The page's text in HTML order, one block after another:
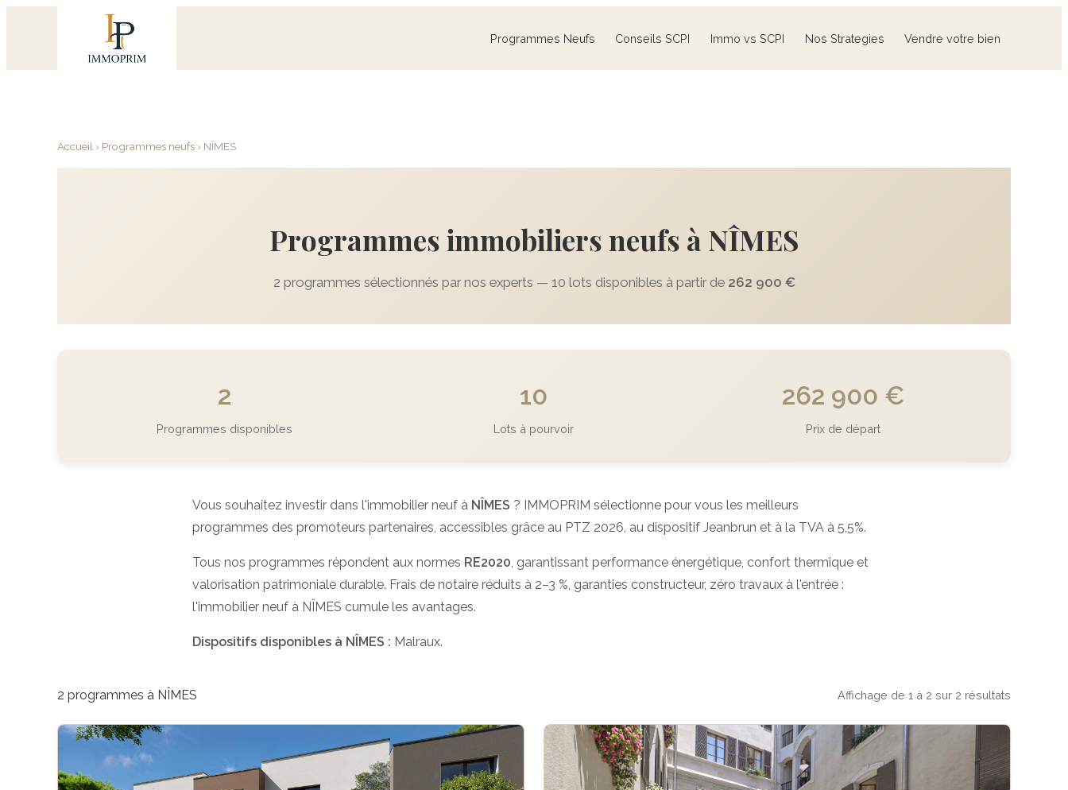
Programmes Neufs Conseils SCPI Immo vs SCPI Nos Strategies Vendre votre bien
Accueil › Programmes neufs › NÎMES
Programmes immobiliers neufs à NÎMES
2 programmes sélectionnés par nos experts — 10 lots disponibles à partir de 262 900 €
2
Programmes disponibles
10
Lots à pourvoir
262 900 €
Prix de départ
Vous souhaitez investir dans l'immobilier neuf à NÎMES ? IMMOPRIM sélectionne pour vous les meilleurs
programmes des promoteurs partenaires, accessibles grâce au PTZ 2026, au dispositif Jeanbrun et à la TVA à 5,5%.
Tous nos programmes répondent aux normes RE2020 , garantissant performance énergétique, confort thermique et
valorisation patrimoniale durable. Frais de notaire réduits à 2–3 %, garanties constructeur, zéro travaux à l'entrée :
l'immobilier neuf à NÎMES cumule les avantages.
Dispositifs disponibles à NÎMES : Malraux.
2 programmes à NÎMES Affichage de 1 à 2 sur 2 résultats